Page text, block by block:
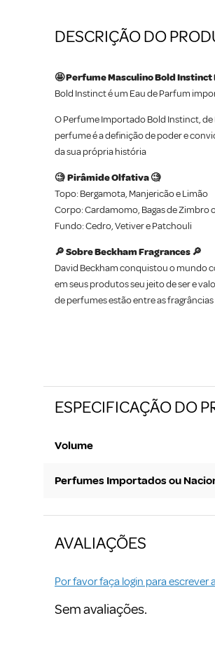
DESCRIÇÃO DO
🤩 Perfume Masculino Bold
Bold Instinct é um Eau de Parfum
O Perfume Importado Bold Instinct,
perfume é a definição de poder e
da sua própria história
🧐 Pirâmide Olfativa 🧐
Topo: Bergamota, Manjericão e Limão
Corpo: Cardamomo, Bagas de Zimbro
Fundo: Cedro, Vetiver e Patchouli
🔎 Sobre Beckham Fragrances 🔎
David Beckham conquistou o mundo
em seus produtos seu jeito de ser e
de perfumes estão entre as
ESPECIFICAÇÃO DO
Volume
Perfumes Importados ou
AVALIAÇÕES
Por favor faça login para escrever
Sem avaliações.